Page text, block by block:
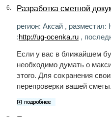
6. Разработка сметной
регион: Аксай ,
:http://ug-ocenka.ru ,
Если у вас в ближайшем
необходимо думать о
этого. Для сохранения
перепроверки вашей сметы.